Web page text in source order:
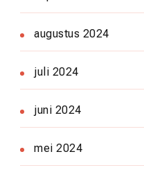
augustus 2024
juli 2024
juni 2024
mei 2024